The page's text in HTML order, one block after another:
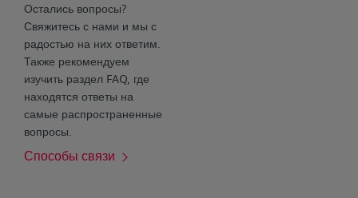
Остались вопросы?
Свяжитесь с нами и мы с
радостью на них ответим.
Также рекомендуем
изучить раздел FAQ, где
находятся ответы на
самые распространенные
вопросы.
Способы связи